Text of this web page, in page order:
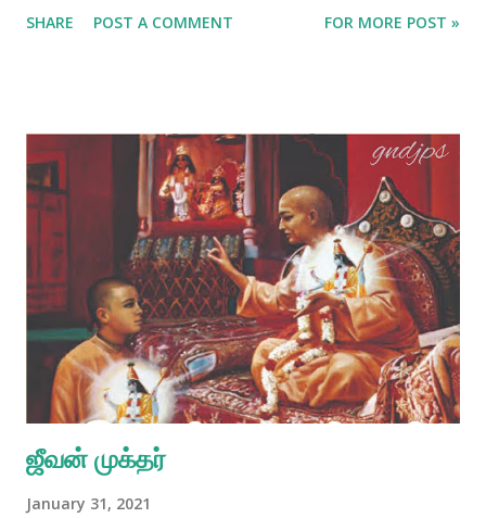
SHARE POST A COMMENT FOR MORE POST »
ஜீவன் முக்தர்
January 31, 2021